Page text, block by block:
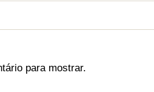
para mostrar.